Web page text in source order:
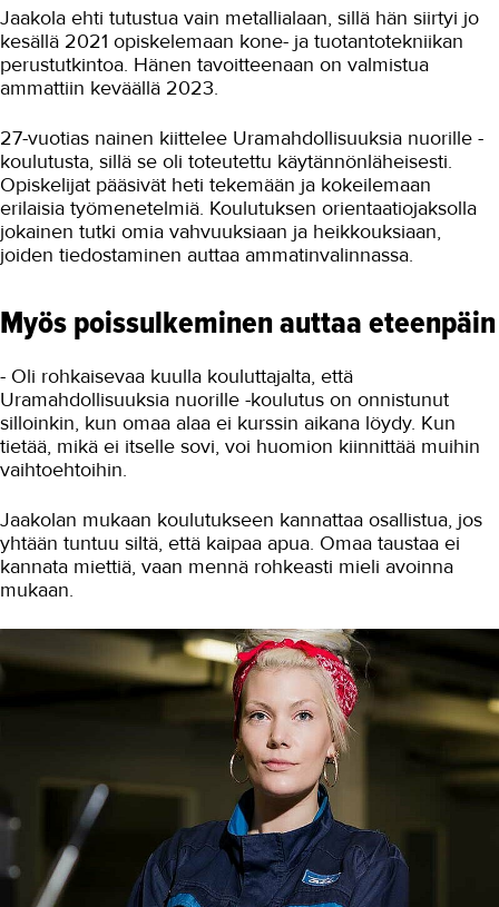
Palvelumuotoilulla vaikuttavia
työllisyyspalveluita
Osaajana suomalaisessa
työelämässä
viihtymään
Oma ala löytyi kokeilemalla
Työhyvinvointia Alexander-
tekniikalla
Uraboosterista potkua välivuosiin
VoimaKoulussa opiskelun
kynnyksellä
Valimotekniikka
Yrittäjyys
Koulutusopas
OPISKELIJAKSI
YRITYKSILLE
AJANKOHTAISTA
OMA TAKK
YHTEYSTIEDOT
Jaakola ehti tutustua vain metallialaan, sillä hän siirtyi jo
kesällä 2021 opiskelemaan kone- ja tuotantotekniikan
perustutkintoa. Hänen tavoitteenaan on valmistua
ammattiin keväällä 2023.
27-vuotias nainen kiittelee Uramahdollisuuksia nuorille -
koulutusta, sillä se oli toteutettu käytännönläheisesti.
Opiskelijat pääsivät heti tekemään ja kokeilemaan
erilaisia työmenetelmiä. Koulutuksen orientaatiojaksolla
jokainen tutki omia vahvuuksiaan ja heikkouksiaan,
joiden tiedostaminen auttaa ammatinvalinnassa.
Myös poissulkeminen auttaa eteenpäin
- Oli rohkaisevaa kuulla kouluttajalta, että
Uramahdollisuuksia nuorille -koulutus on onnistunut
silloinkin, kun omaa alaa ei kurssin aikana löydy. Kun
tietää, mikä ei itselle sovi, voi huomion kiinnittää muihin
vaihtoehtoihin.
Jaakolan mukaan koulutukseen kannattaa osallistua, jos
yhtään tuntuu siltä, että kaipaa apua. Omaa taustaa ei
kannata miettiä, vaan mennä rohkeasti mieli avoinna
mukaan.